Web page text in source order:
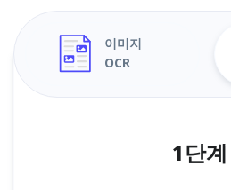
이미지
OCR
1단계